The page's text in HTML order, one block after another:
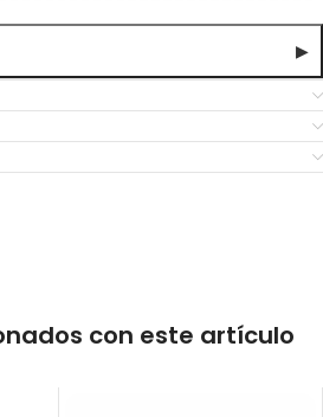
▶
con este artículo